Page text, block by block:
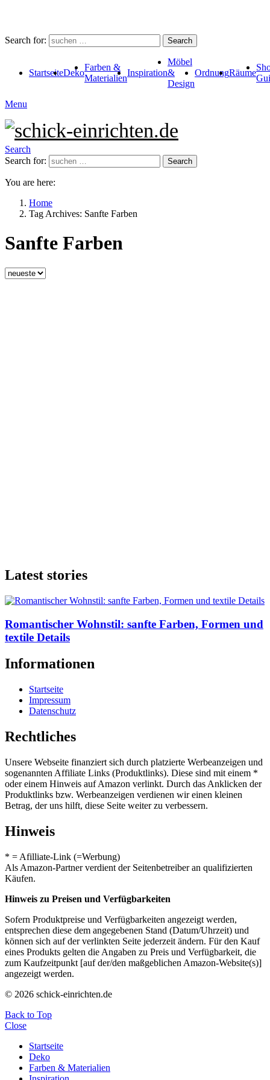
Search for: Search
StartseiteDeko
Farben &
Materialien
Inspiration
Möbel
&
Design
OrdnungRäume
Menu
Search
Search for:
Search
You are here:
Home
Tag Archives: Sanfte Farben
Sanfte Farben
Latest stories
Romantischer Wohnstil: sanfte Farben, Formen und
textile Details
Informationen
Startseite
Impressum
Datenschutz
Rechtliches
Unsere Webseite finanziert sich durch platzierte Werbeanzeigen und
sogenannten Affiliate Links (Produktlinks). Diese sind mit einem *
oder einem Hinweis auf Amazon verlinkt. Durch das Anklicken der
Produktlinks bzw. Werbeanzeigen verdienen wir einen kleinen
Betrag, der uns hilft, diese Seite weiter zu verbessern.
Hinweis
* = Afilliate-Link (=Werbung)
Als Amazon-Partner verdient der Seitenbetreiber an qualifizierten
Käufen.
Hinweis zu Preisen und Verfügbarkeiten
Sofern Produktpreise und Verfügbarkeiten angezeigt werden,
entsprechen diese dem angegebenen Stand (Datum/Uhrzeit) und
können sich auf der verlinkten Seite jederzeit ändern. Für den Kauf
eines Produkts gelten die Angaben zu Preis und Verfügbarkeit, die
zum Kaufzeitpunkt [auf der/den maßgeblichen Amazon-Website(s)]
angezeigt werden.
© 2026 schick-einrichten.de
Back to Top
Close
Startseite
Deko
Farben & Materialien